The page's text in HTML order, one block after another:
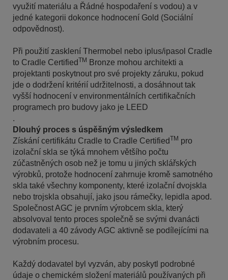
využití materiálu a Řádné hospodaření s vodou) a v
jedné kategorii dokonce hodnocení Gold (Sociální
odpovědnost).
Při použití zasklení Thermobel nebo iplus/ipasol Cradle
to Cradle CertifiedTM
Bronze mohou architekti a
projektanti poskytnout pro své projekty záruku, pokud
jde o dodržení kritérií udržitelnosti, a dosáhnout tak
vyšší hodnocení v environmentálních certifikačních
programech pro budovy jako je LEED
.
Dlouhý proces s úspěšným výsledkem
Získání certifikátu Cradle to Cradle CertifiedTM pro
izolační skla se týká mnohem většího počtu
zúčastněných osob než je tomu u jiných sklářských
výrobků, protože hodnocení zahrnuje kromě samotného
skla také všechny komponenty, které izolační dvojskla
nebo trojskla obsahují, jako jsou rámečky, lepidla apod.
Společnost AGC je prvním výrobcem skla, který
absolvoval tento proces společně se svými dvanácti
dodavateli a 40 závody AGC aktivně se podílejícími na
výrobním procesu.
Každý dodavatel byl vyzván, aby poskytl podrobné
údaje o chemickém složení materiálů používaných při